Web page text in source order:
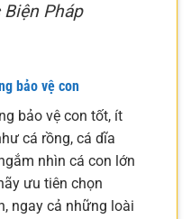
Biện Pháp
bảo vệ con
bảo vệ con tốt, ít
cá rồng, cá dĩa
nhìn cá con lớn
ưu tiên chọn
ngay cả những loài